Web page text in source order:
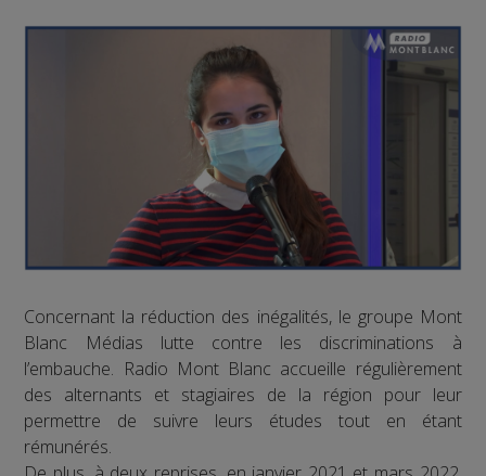
Concernant la réduction des inégalités, le groupe Mont
Blanc Médias lutte contre les discriminations à
l’embauche. Radio Mont Blanc accueille régulièrement
des alternants et stagiaires de la région pour leur
permettre de suivre leurs études tout en étant
rémunérés.